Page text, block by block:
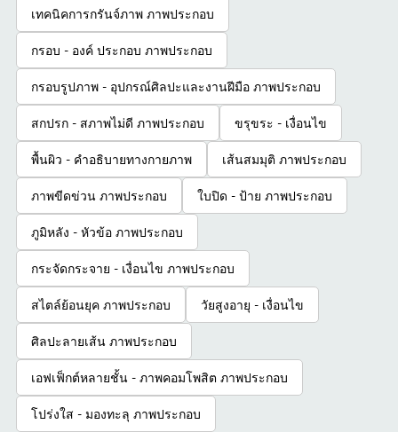
เทคนิคการกรันจ์ภาพ ภาพประกอบ
กรอบ - องค์ ประกอบ ภาพประกอบ
กรอบรูปภาพ - อุปกรณ์ศิลปะและงานฝีมือ ภาพประกอบ
สกปรก - สภาพไม่ดี ภาพประกอบ ขรุขระ - เงื่อนไข
พื้นผิว - คําอธิบายทางกายภาพ เส้นสมมุติ ภาพประกอบ
ภาพขีดข่วน ภาพประกอบ ใบปิด - ป้าย ภาพประกอบ
ภูมิหลัง - หัวข้อ ภาพประกอบ
กระจัดกระจาย - เงื่อนไข ภาพประกอบ
สไตล์ย้อนยุค ภาพประกอบ วัยสูงอายุ - เงื่อนไข
ศิลปะลายเส้น ภาพประกอบ
เอฟเฟ็กต์หลายชั้น - ภาพคอมโพสิต ภาพประกอบ
โปร่งใส - มองทะลุ ภาพประกอบ